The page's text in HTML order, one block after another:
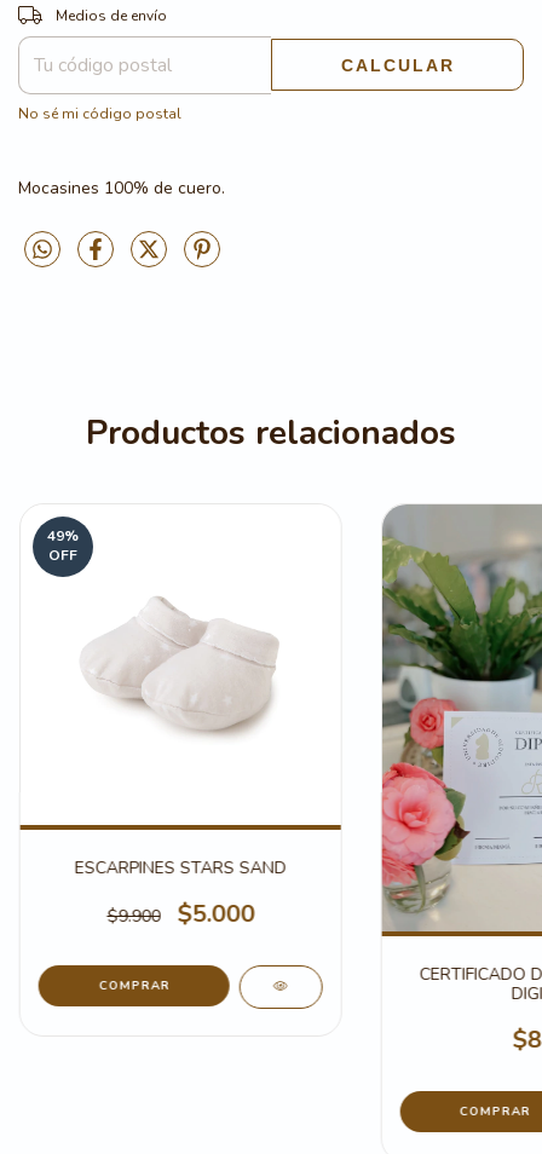
Entregas para el CP:
Medios de envío
CALCULAR
No sé mi código postal
Mocasines 100% de cuero.
Productos relacionados
49%
OFF
ESCARPINES STARS SAND
$9.900 $5.000
CERTIFICADO